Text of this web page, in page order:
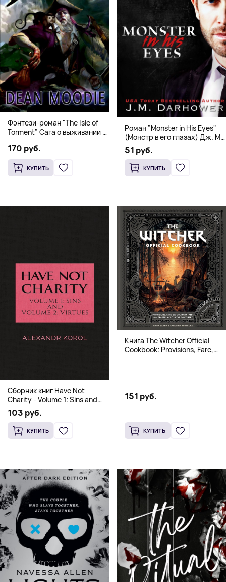
Фэнтези-роман "The Isle of
Torment" Сага о выживании и
170 руб.
КУПИТЬ
Роман "Monster in His Eyes"
(Монстр в его глазах) Дж. М.
Дарховер | Mafia Romance
18+
51 руб.
КУПИТЬ
Сборник книг Have Not
Charity - Volume 1: Sins and
Volume 2: Virtues
103 руб.
КУПИТЬ
Книга The Witcher Official
Cookbook: Provisions, Fare,
151 руб.
КУПИТЬ